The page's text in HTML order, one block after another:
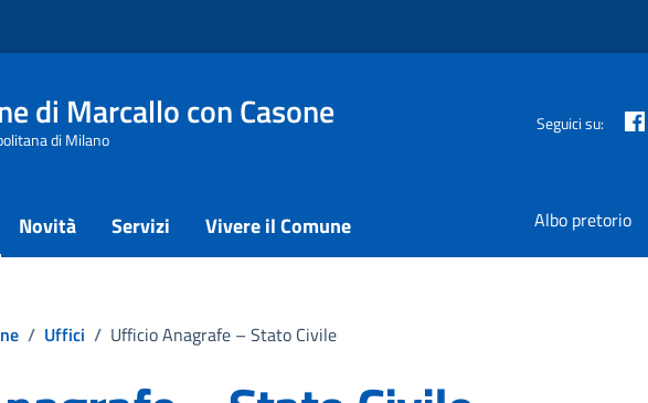
di Marcallo con Casone
di Milano
Seguici su:
Novità Servizi Vivere il Comune Albo pretorio
/ Uffici / Ufficio Anagrafe – Stato Civile